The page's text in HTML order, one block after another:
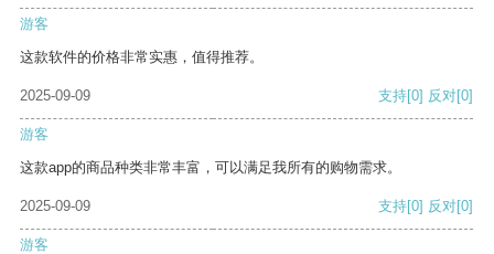
游客
这款软件的价格非常实惠，值得推荐。
2025-09-09 支持[0] 反对[0]
游客
这款app的商品种类非常丰富，可以满足我所有的购物需求。
2025-09-09 支持[0] 反对[0]
游客